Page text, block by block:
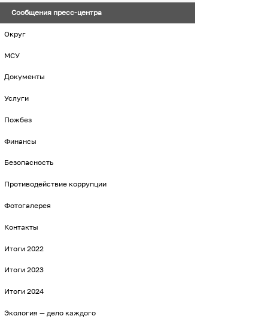
Сообщения пресс-центра
Округ
МСУ
Документы
Услуги
Пожбез
Финансы
Безопасность
Противодействие коррупции
Фотогалерея
Контакты
Итоги 2022
Итоги 2023
Итоги 2024
Экология — дело каждого